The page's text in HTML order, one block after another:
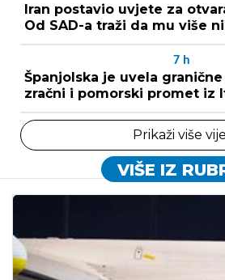
Iran postavio uvjete za
Od SAD-a traži da mu više
7 h
Španjolska je uvela
zračni i pomorski promet iz
Prikaži više
VIŠE IZ